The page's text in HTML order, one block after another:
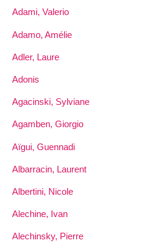
Adami, Valerio
Adamo, Amélie
Adler, Laure
Adonis
Agacinski, Sylviane
Agamben, Giorgio
Aïgui, Guennadi
Albarracin, Laurent
Albertini, Nicole
Alechine, Ivan
Alechinsky, Pierre